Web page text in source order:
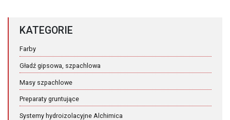
KATEGORIE
Farby
Gładź gipsowa, szpachlowa
Masy szpachlowe
Preparaty gruntujące
Systemy hydroizolacyjne Alchimica